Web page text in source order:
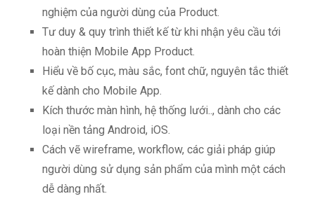
nghiệm của người dùng của Product.
Tư duy & quy trình thiết kế từ khi nhận yêu cầu tới
hoàn thiện Mobile App Product.
Hiểu về bố cục, màu sắc, font chữ, nguyên tắc thiết
kế dành cho Mobile App.
Kích thước màn hình, hệ thống lưới.., dành cho các
loại nền tảng Android, iOS.
Cách vẽ wireframe, workflow, các giải pháp giúp
người dùng sử dụng sản phẩm của mình một cách
dễ dàng nhất.